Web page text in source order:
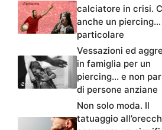
calciatore in crisi.
anche un piercing…
particolare
Vessazioni ed
in famiglia per un
piercing… e non
di persone anziane
Non solo moda. Il
tatuaggio